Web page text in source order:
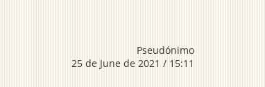
Pseudónimo
25 de June de 2021 / 15:11